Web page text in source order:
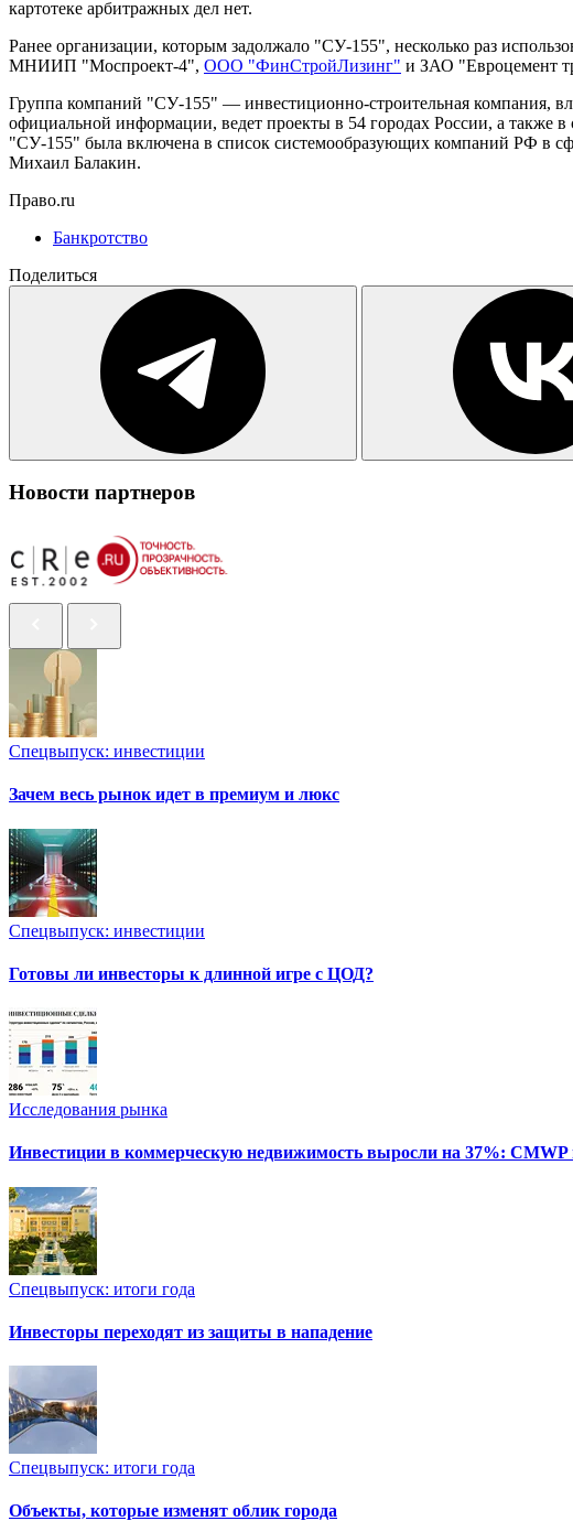
картотеке арбитражных дел нет.
Ранее организации, которым задолжало "СУ-155", несколько раз
МНИИП "Моспроект-4", ООО "ФинСтройЛизинг" и ЗАО "Евроцемент
Группа компаний "СУ-155" — инвестиционно-строительная компания,
официальной информации, ведет проекты в 54 городах России, а также
"СУ-155" была включена в список системообразующих компаний РФ в
Михаил Балакин.
Право.ru
Банкротство
Поделиться
Новости партнеров
Спецвыпуск: инвестиции
Зачем весь рынок идет в премиум и люкс
Спецвыпуск: инвестиции
Готовы ли инвесторы к длинной игре с ЦОД?
Исследования рынка
Инвестиции в коммерческую недвижимость выросли на 37%: CMWP
Спецвыпуск: итоги года
Инвесторы переходят из защиты в нападение
Спецвыпуск: итоги года
Объекты, которые изменят облик города